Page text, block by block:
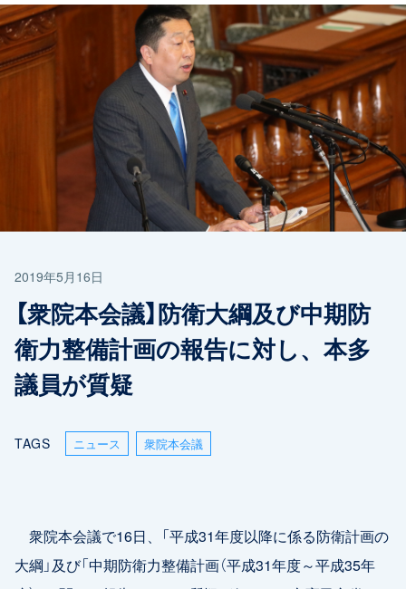
2019年5月16日
【衆院本会議】防衛大綱及び中期防
衛力整備計画の報告に対し、本多
議員が質疑
TAGS ニュース 衆院本会議
衆院本会議で16日、「平成31年度以降に係る防衛計画の
大綱」及び「中期防衛力整備計画（平成31年度～平成35年